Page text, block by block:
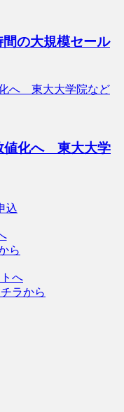
の大規模セール
値化へ 東大大学
ら
ラから